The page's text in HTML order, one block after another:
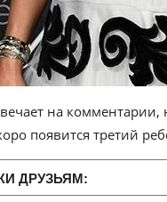
на
появится третий
ДРУЗЬЯМ: